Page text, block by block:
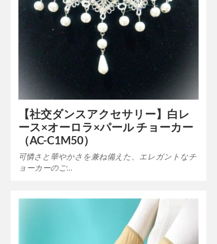
【社交ダンスアクセサリー】白レ
ース×オーロラ×パール チョーカー
（AC-C1M50）
可憐さと華やかさを兼ね備えた、エレガントなチ
ョーカーのご…